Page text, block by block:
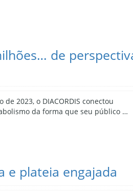
de
2023, o DIACORDIS conectou
da forma que seu público …
e plateia engajada